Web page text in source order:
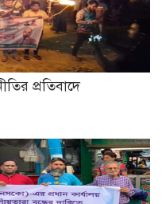
প্রতিবাদে